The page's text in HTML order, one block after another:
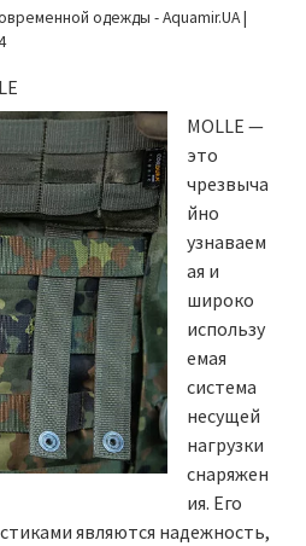
одежды - Aquamir.UA|
MOLLE —
это
чрезвыча
йно
узнаваем
ая и
широко
использу
емая
система
несущей
нагрузки
снаряжен
ия. Его
являются надежность,